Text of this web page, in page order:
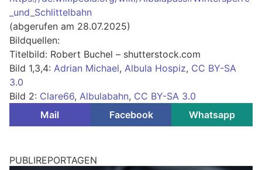
_und_Schlittelbahn
(abgerufen am 28.07.2025)
Bildquellen:
Titelbild: Robert Buchel – shutterstock.com
Bild 1,3,4: Adrian Michael, Albula Hospiz, CC BY-SA
3.0
Bild 2: Clare66, Albulabahn, CC BY-SA 3.0
Mail
Facebook Whatsapp
PUBLIREPORTAGEN